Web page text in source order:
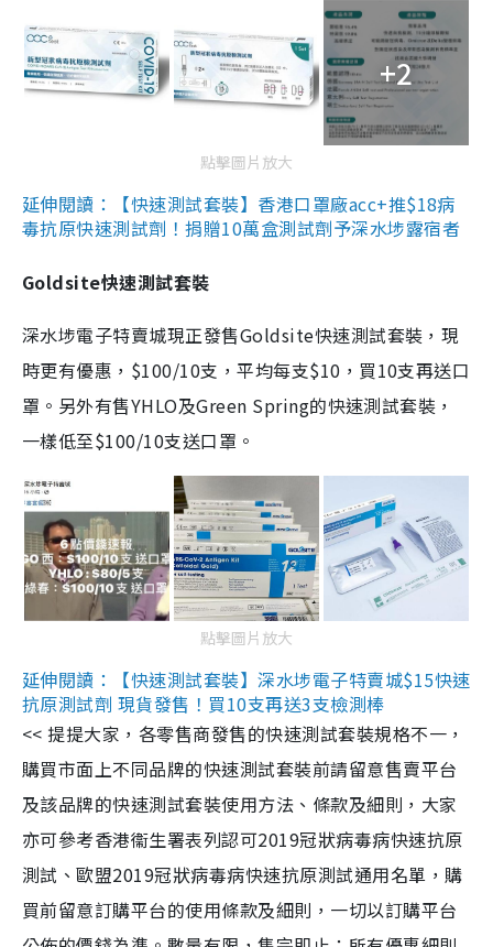
+2
點擊圖片放大
延伸閱讀：【快速測試套裝】香港口罩廠acc+推$18病
毒抗原快速測試劑！捐贈10萬盒測試劑予深水埗露宿者
Goldsite快速測試套裝
深水埗電子特賣城現正發售Goldsite快速測試套裝，現
時更有優惠，$100/10支，平均每支$10，買10支再送口
罩。另外有售YHLO及Green Spring的快速測試套裝，
一樣低至$100/10支送口罩。
點擊圖片放大
延伸閱讀：【快速測試套裝】深水埗電子特賣城$15快速
抗原測試劑 現貨發售！買10支再送3支檢測棒
<< 提提大家，各零售商發售的快速測試套裝規格不一，
購買市面上不同品牌的快速測試套裝前請留意售賣平台
及該品牌的快速測試套裝使用方法、條款及細則，大家
亦可參考香港衞生署表列認可2019冠狀病毒病快速抗原
測試、歐盟2019冠狀病毒病快速抗原測試通用名單，購
買前留意訂購平台的使用條款及細則，一切以訂購平台